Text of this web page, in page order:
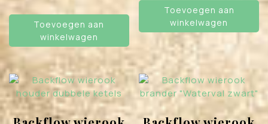
Toevoegen aan
winkelwagen
Toevoegen aan
winkelwagen